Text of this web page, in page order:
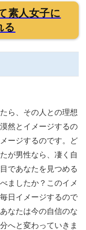
素人女子に
る
ら、その人との理想
然とイメージするの
ージするのです。ど
が男性なら、凄く自
であなたを見つめる
ましたか？このイメ
日イメージするので
なたは今の自信のな
へと変わっていきま